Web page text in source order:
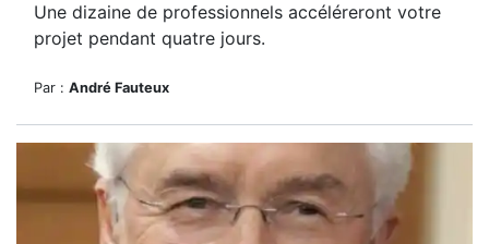
Une dizaine de professionnels accéléreront votre
projet pendant quatre jours.
Par : André Fauteux